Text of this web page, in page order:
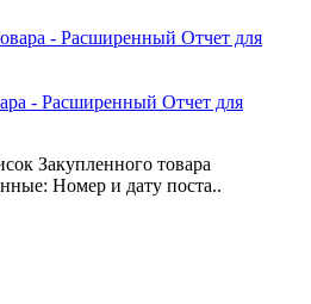
- Расширенный Отчет для
Закупленного товара
Номер и дату поста..